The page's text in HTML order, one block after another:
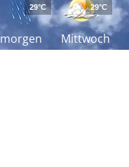
morgen
29°C
Mittwoch
29°C